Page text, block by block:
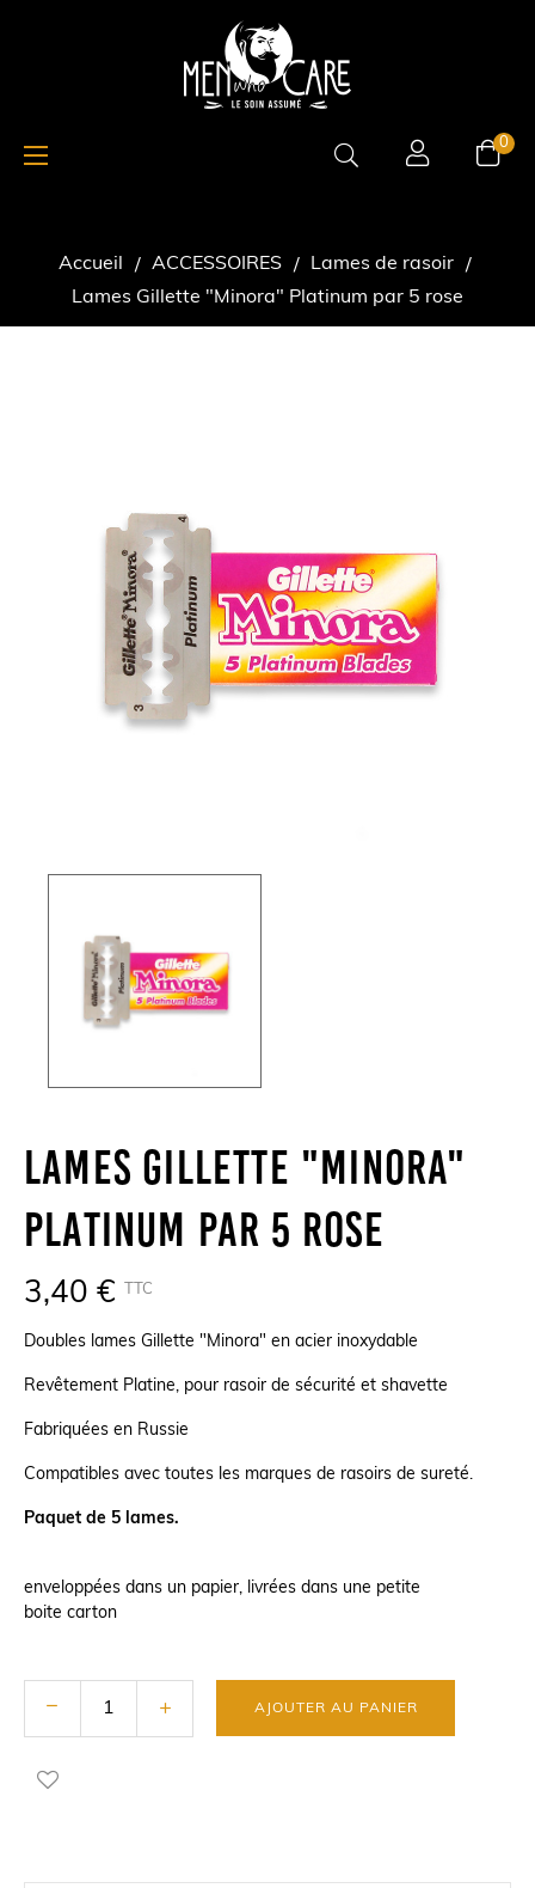
0
Basculer
la
☰
Accueil ACCESSOIRES
Lames de rasoir
Lames Gillette "Minora" Platinum par 5 rose
Lames Gillette "Minora"
Platinum Par 5 Rose
3,40 € TTC
Doubles lames Gillette "Minora" en acier inoxydable
Revêtement Platine, pour rasoir de sécurité et shavette
Fabriquées en Russie
Compatibles avec toutes les marques de rasoirs de sureté.
Paquet de 5 lames.
enveloppées dans un papier, livrées dans une petite
boite carton
AJOUTER AU PANIER